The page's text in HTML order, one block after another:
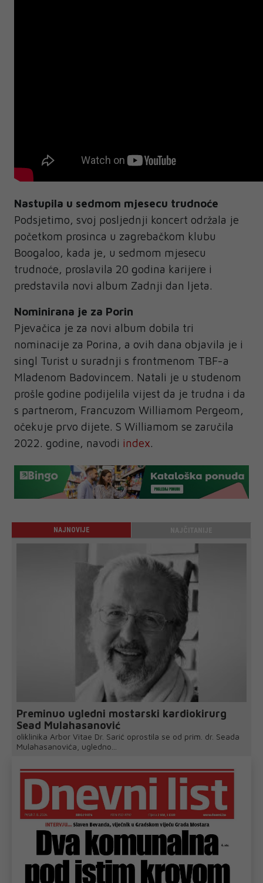
Nastupila u sedmom mjesecu trudnoće
Podsjetimo, svoj posljednji koncert održala je
početkom prosinca u zagrebačkom klubu
Boogaloo, kada je, u sedmom mjesecu
trudnoće, proslavila 20 godina karijere i
predstavila novi album Zadnji dan ljeta.
Nominirana je za Porin
Pjevačica je za novi album dobila tri
nominacije za Porina, a ovih dana objavila je i
singl Turist u suradnji s frontmenom TBF-a
Mladenom Badovincem. Natali je u studenom
prošle godine podijelila vijest da je trudna i da
s partnerom, Francuzom Williamom Pergeom,
očekuje prvo dijete. S Williamom se zaručila
2022. godine, navodi index.
NAJNOVIJE
Preminuo ugledni mostarski kardiokirurg
Sead Mulahasanović
oliklinika Arbor Vitae Dr. Sarić oprostila se od prim. dr. Seada
Mulahasanovića, ugledno...